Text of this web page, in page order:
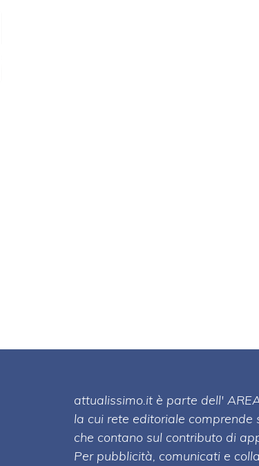
attualissimo.it è parte dell'
la cui rete editoriale
che contano sul contributo di
Per pubblicità, comunicati e